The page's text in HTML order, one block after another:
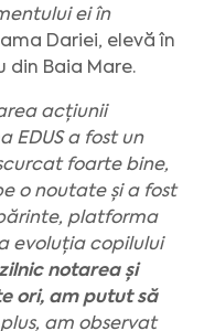
ei în
Dariei, elevă în
din Baia Mare.
acțiunii
EDUS a fost un
foarte bine,
o noutate și a fost
platforma
evoluția copilului
notarea și
ori, am putut să
plus, am observat